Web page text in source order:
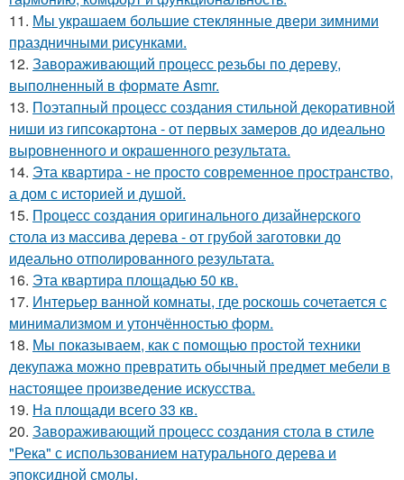
11. Мы украшаем большие стеклянные двери зимними
праздничными рисунками.
12. Завораживающий процесс резьбы по дереву,
выполненный в формате Asmr.
13. Поэтапный процесс создания стильной декоративной
ниши из гипсокартона - от первых замеров до идеально
выровненного и окрашенного результата.
14. Эта квартира - не просто современное пространство,
а дом с историей и душой.
15. Процесс создания оригинального дизайнерского
стола из массива дерева - от грубой заготовки до
идеально отполированного результата.
16. Эта квартира площадью 50 кв.
17. Интерьер ванной комнаты, где роскошь сочетается с
минимализмом и утончённостью форм.
18. Мы показываем, как с помощью простой техники
декупажа можно превратить обычный предмет мебели в
настоящее произведение искусства.
19. На площади всего 33 кв.
20. Завораживающий процесс создания стола в стиле
"Река" с использованием натурального дерева и
эпоксидной смолы.